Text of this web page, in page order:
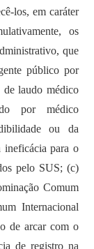
los, em caráter
os
que
público por
laudo médico
por médico
ou da
ineficácia para o
pelo SUS; (c)
Comum
Internacional
de arcar com o
de registro na